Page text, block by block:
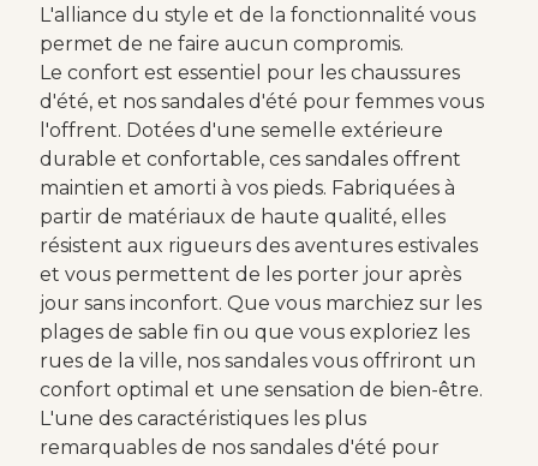
L'alliance du style et de la fonctionnalité vous
permet de ne faire aucun compromis.
Le confort est essentiel pour les chaussures
d'été, et nos sandales d'été pour femmes vous
l'offrent. Dotées d'une semelle extérieure
durable et confortable, ces sandales offrent
maintien et amorti à vos pieds. Fabriquées à
partir de matériaux de haute qualité, elles
résistent aux rigueurs des aventures estivales
et vous permettent de les porter jour après
jour sans inconfort. Que vous marchiez sur les
plages de sable fin ou que vous exploriez les
rues de la ville, nos sandales vous offriront un
confort optimal et une sensation de bien-être.
L'une des caractéristiques les plus
remarquables de nos sandales d'été pour